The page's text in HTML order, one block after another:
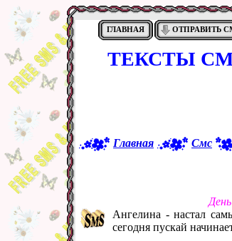
ГЛАВНАЯ ОТПРАВИТЬ
ТЕКСТЫ
Главная Смс
Ангелина - настал
сегодня пускай